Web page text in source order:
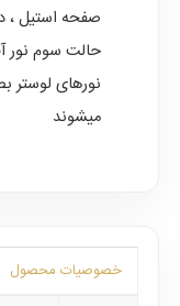
صفحه استیل ،
حالت سوم نور
نورهای
میشوند
خصوصیات محصول